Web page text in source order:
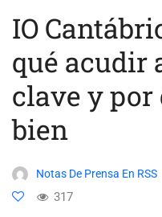
IO
qué acudir
clave y por
bien
Notas De Prensa En RSS
317